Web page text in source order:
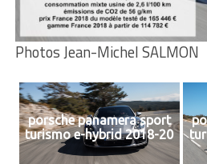
Photos Jean-Michel SALMON
porsche panamera sport
turismo e-hybrid 2018-20